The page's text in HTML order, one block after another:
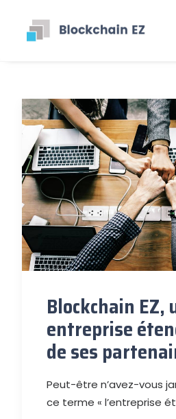
Blockchain EZ,
entreprise
de ses
Peut-être n’avez-vous
ce terme « l’entreprise